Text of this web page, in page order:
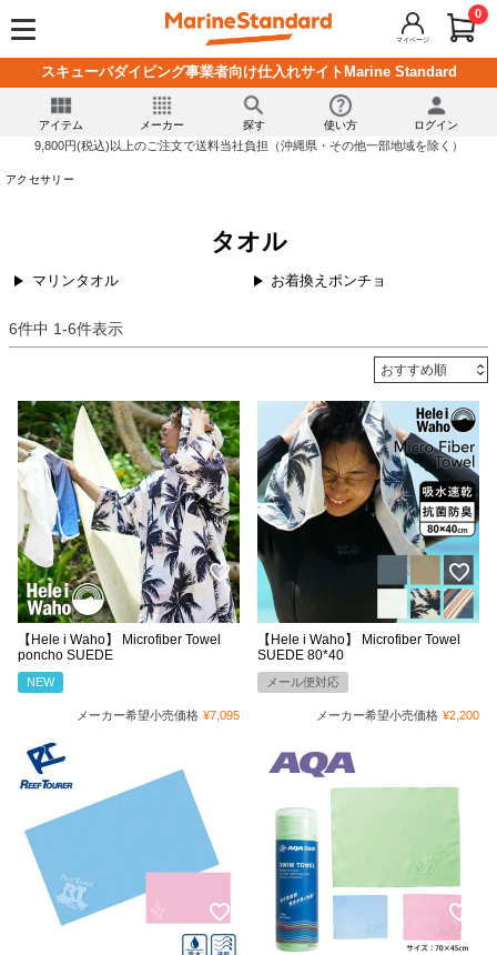
マイページ
0
スキューバダイビング事業者向け仕入れサイトMarine Standard
アイテム メーカー 探す 使い方 ログイン
9,800円(税込)以上のご注文で送料当社負担（沖縄県・その他一部地域を除く）
アクセサリー
タオル
マリンタオル お着換えポンチョ
6件中 1-6件表示
【Hele i Waho】 Microfiber Towel
poncho SUEDE
NEW
メーカー希望小売価格 ¥7,095
【Hele i Waho】 Microfiber Towel
SUEDE 80*40
メール便対応
メーカー希望小売価格 ¥2,200